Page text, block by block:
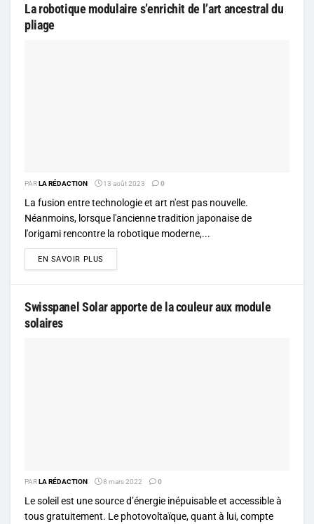
La robotique modulaire s’enrichit de l’art ancestral du
pliage
PARLA RÉDACTION 13 août 2023 0
La fusion entre technologie et art n'est pas nouvelle.
Néanmoins, lorsque l'ancienne tradition japonaise de
l'origami rencontre la robotique moderne,...
EN SAVOIR PLUS
Swisspanel Solar apporte de la couleur aux module
solaires
PARLA RÉDACTION 8 mars 2022 0
Le soleil est une source d’énergie inépuisable et accessible à
tous gratuitement. Le photovoltaïque, quant à lui, compte